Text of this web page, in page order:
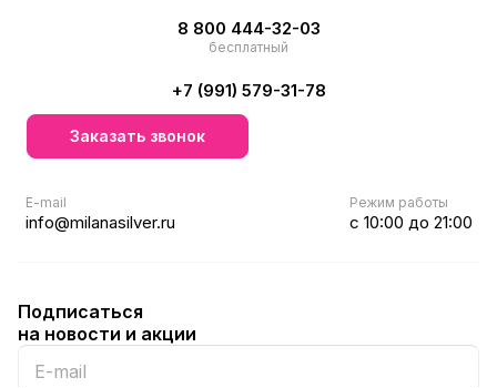
8 800 444-32-03
бесплатный
+7 (991) 579-31-78
Заказать звонок
E-mail
info@milanasilver.ru
Режим работы
с 10:00 до 21:00
Подписаться
на новости и акции